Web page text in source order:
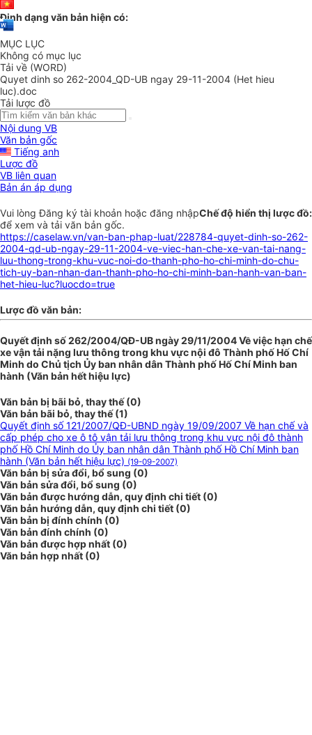
Định dạng văn bản hiện có:
MỤC LỤC
Không có mục lục
Tải về (WORD)
Quyet dinh so 262-2004_QD-UB ngay 29-11-2004 (Het hieu
luc).doc
Tải lược đồ
Nội dung VB
Văn bản gốc
Tiếng anh
Lược đồ
VB liên quan
Bản án áp dụng
Chế độ hiển thị lược đồ:
Vui lòngĐăng ký tài khoản hoặc đăng nhập
để xem và tải văn bản gốc.
https://caselaw.vn/van-ban-phap-luat/228784-quyet-dinh-so-262-
2004-qd-ub-ngay-29-11-2004-ve-viec-han-che-xe-van-tai-nang-
luu-thong-trong-khu-vuc-noi-do-thanh-pho-ho-chi-minh-do-chu-
tich-uy-ban-nhan-dan-thanh-pho-ho-chi-minh-ban-hanh-van-ban-
het-hieu-luc?luocdo=true
Lược đồ văn bản:
Quyết định số 262/2004/QĐ-UB ngày 29/11/2004 Về việc hạn chế
xe vận tải nặng lưu thông trong khu vực nội đô Thành phố Hố Chí
Minh do Chủ tịch Ủy ban nhân dân Thành phố Hố Chí Minh ban
hành (Văn bản hết hiệu lực)
Văn bản bị bãi bỏ, thay thế (0)
Văn bản bãi bỏ, thay thế (1)
Quyết định số 121/2007/QĐ-UBND ngày 19/09/2007 Về hạn chế và
cấp phép cho xe ô tô vận tải lưu thông trong khu vực nội đô thành
phố Hồ Chí Minh do Ủy ban nhân dân Thành phố Hồ Chí Minh ban
hành (Văn bản hết hiệu lực) (19-09-2007)
Văn bản bị sửa đổi, bổ sung (0)
Văn bản sửa đổi, bổ sung (0)
Văn bản được hướng dẫn, quy định chi tiết (0)
Văn bản hướng dẫn, quy định chi tiết (0)
Văn bản bị đính chính (0)
Văn bản đính chính (0)
Văn bản được hợp nhất (0)
Văn bản hợp nhất (0)